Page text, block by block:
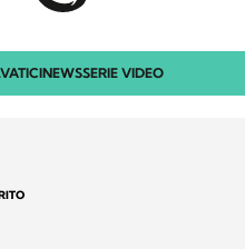
NEWSSERIE VIDEO